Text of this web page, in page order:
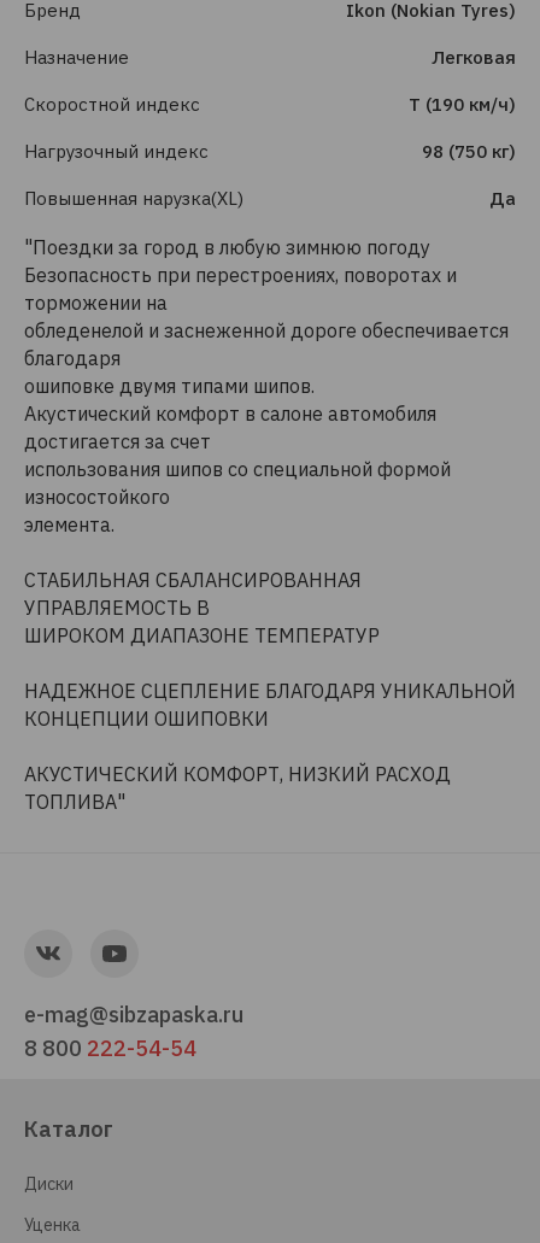
Бренд Ikon (Nokian Tyres)
Назначение Легковая
Скоростной индекс T (190 км/ч)
Нагрузочный индекс 98 (750 кг)
Повышенная нарузка(XL) Да
"Поездки за город в любую зимнюю погоду
Безопасность при перестроениях, поворотах и
торможении на
обледенелой и заснеженной дороге обеспечивается
благодаря
ошиповке двумя типами шипов.
Акустический комфорт в салоне автомобиля
достигается за счет
использования шипов со специальной формой
износостойкого
элемента.
СТАБИЛЬНАЯ СБАЛАНСИРОВАННАЯ
УПРАВЛЯЕМОСТЬ В
ШИРОКОМ ДИАПАЗОНЕ ТЕМПЕРАТУР
НАДЕЖНОЕ СЦЕПЛЕНИЕ БЛАГОДАРЯ УНИКАЛЬНОЙ
КОНЦЕПЦИИ ОШИПОВКИ
АКУСТИЧЕСКИЙ КОМФОРТ, НИЗКИЙ РАСХОД
ТОПЛИВА"
e-mag@sibzapaska.ru
8 800 222-54-54
Каталог
Диски
Уценка